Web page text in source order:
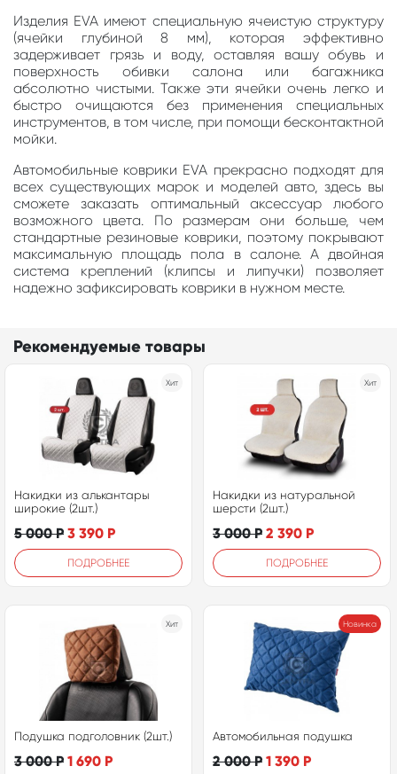
Изделия EVA имеют специальную ячеистую структуру
(ячейки глубиной 8 мм), которая эффективно
задерживает грязь и воду, оставляя вашу обувь и
поверхность обивки салона или багажника
абсолютно чистыми. Также эти ячейки очень легко и
быстро очищаются без применения специальных
инструментов, в том числе, при помощи бесконтактной
мойки.
Автомобильные коврики EVA прекрасно подходят для
всех существующих марок и моделей авто, здесь вы
сможете заказать оптимальный аксессуар любого
возможного цвета. По размерам они больше, чем
стандартные резиновые коврики, поэтому покрывают
максимальную площадь пола в салоне. А двойная
система креплений (клипсы и липучки) позволяет
надежно зафиксировать коврики в нужном месте.
Рекомендуемые товары
Хит
Накидки из алькантары
широкие (2шт.)
5 000Р 3 390 Р
ПОДРОБНЕЕ
Хит
Накидки из натуральной
шерсти (2шт.)
3 000Р 2 390 Р
ПОДРОБНЕЕ
Хит
Подушка подголовник (2шт.)
3 000Р 1 690 Р
Новинка
Автомобильная подушка
2 000Р 1 390 Р